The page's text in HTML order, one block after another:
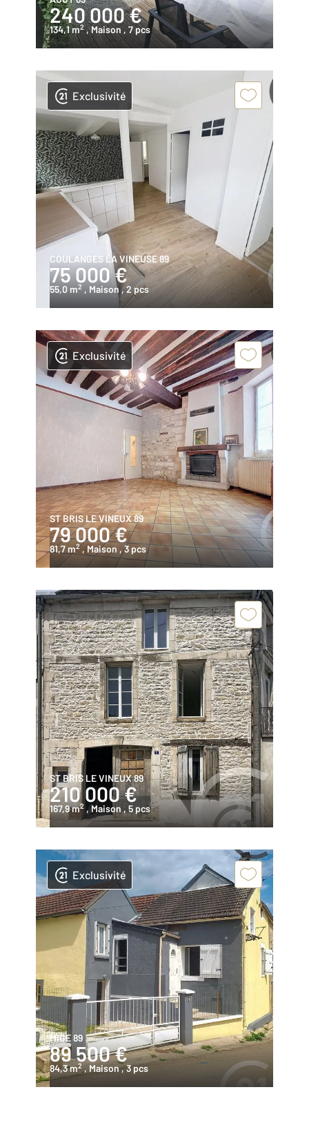
240 000 €
134,1 m2 , Maison , 7 pcs
Exclusivité
COULANGES LA VINEUSE 89
75 000 €
55,0 m2 , Maison , 2 pcs
Exclusivité
ST BRIS LE VINEUX 89
79 000 €
81,7 m2 , Maison , 3 pcs
ST BRIS LE VINEUX 89
210 000 €
167,9 m2 , Maison , 5 pcs
Exclusivité
MIGE 89
89 500 €
84,3 m2 , Maison, 3 pcs